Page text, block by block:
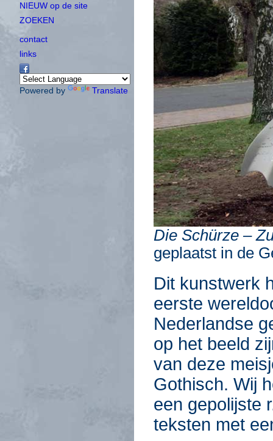
NIEUW op de site
ZOEKEN
contact
links
Powered by Translate
Die Schürze –
geplaatst in de
Dit kunstwerk
eerste
Nederlandse
op het beeld
van deze
Gothisch. Wij
een gepolijste
teksten met